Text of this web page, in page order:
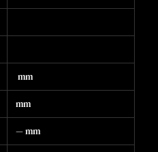
mm
mm
— mm